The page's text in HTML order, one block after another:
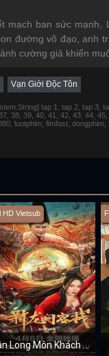
mạch ban sức
đường võ đạo, anh
cường giả khiến
Vạn Giới Độc Tôn
tap 1, tap 2, tap 3,
38, 39, 40, 41, 42, 43, 44,
luotphim, fimfast, dongphim,
HD Vietsub
Tân Long Môn Khách Sạn